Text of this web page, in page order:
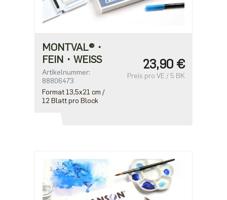
MONTVAL®・
FEIN・WEISS
Artikelnummer:
88806473
Format 13,5x21 cm /
12 Blatt pro Block
23,90 €
Preis pro VE / 5 BK